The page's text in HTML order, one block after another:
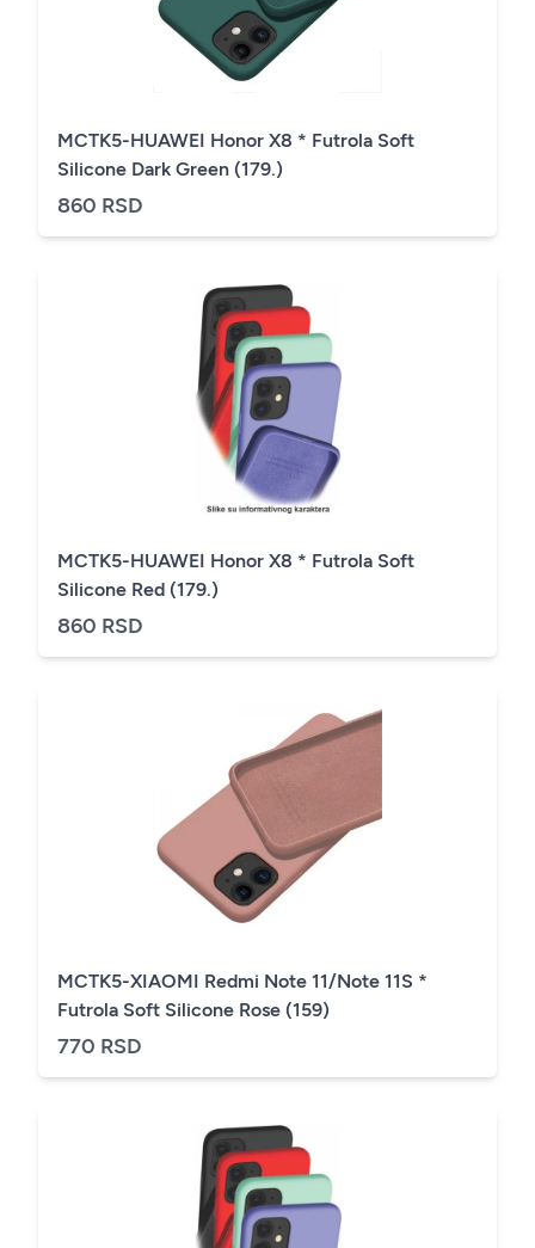
MCTK5-HUAWEI Honor X8 * Futrola Soft
Silicone Dark Green (179.)
860 RSD
MCTK5-HUAWEI Honor X8 * Futrola Soft
Silicone Red (179.)
860 RSD
MCTK5-XIAOMI Redmi Note 11/Note 11S *
Futrola Soft Silicone Rose (159)
770 RSD